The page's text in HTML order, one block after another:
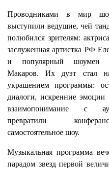
Проводниками в мир
выступили ведущие, чей
полюбился зрителям:
заслуженная артистка РФ
и популярный шоумен
Макаров. Их дуэт стал
украшением программы:
диалоги, искренние
взаимопонимание с
превратили
самостоятельное шоу.
Музыкальная программа
парадом звезд первой